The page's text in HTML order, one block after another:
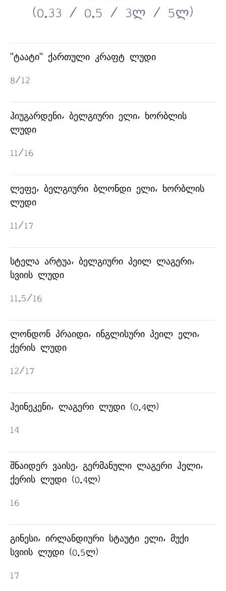
"ᲢᲐᲐᲢᲘ" ᲥᲐᲠᲗᲣᲚᲘ ᲙᲠᲐᲤᲢ ᲚᲣᲓᲘ
8/12
ᲰᲘᲣᲒᲐᲠᲓᲔᲜᲘ, ᲑᲔᲚᲒᲘᲣᲠᲘ ᲔᲚᲘ, ᲮᲝᲠᲑᲚᲘᲡ
ᲚᲣᲓᲘ
11/16
ᲚᲔᲤᲔ, ᲑᲔᲚᲒᲘᲣᲠᲘ ᲑᲚᲝᲜᲓᲘ ᲔᲚᲘ, ᲮᲝᲠᲑᲚᲘᲡ
ᲚᲣᲓᲘ
11/17
ᲡᲢᲔᲚᲐ ᲐᲠᲢᲣᲐ, ᲑᲔᲚᲒᲘᲣᲠᲘ ᲞᲔᲘᲚ ᲚᲐᲒᲔᲠᲘ,
ᲡᲕᲘᲘᲡ ᲚᲣᲓᲘ
11.5/16
ᲚᲝᲜᲓᲝᲜ ᲞᲠᲐᲘᲓᲘ, ᲘᲜᲒᲚᲘᲡᲣᲠᲘ ᲞᲔᲘᲚ ᲔᲚᲘ,
ᲥᲔᲠᲘᲡ ᲚᲣᲓᲘ
12/17
ᲰᲔᲘᲜᲔᲙᲔᲜᲘ, ᲚᲐᲒᲔᲠᲘ ᲚᲣᲓᲘ (0.4Ლ)
14
ᲨᲜᲐᲘᲓᲔᲠ ᲕᲐᲘᲡᲔ, ᲒᲔᲠᲛᲐᲜᲣᲚᲘ ᲚᲐᲒᲔᲠᲘ ᲰᲔᲚᲘ,
ᲥᲔᲠᲘᲡ ᲚᲣᲓᲘ (0.4Ლ)
16
ᲒᲘᲜᲔᲡᲘ, ᲘᲠᲚᲐᲜᲓᲘᲣᲠᲘ ᲡᲢᲐᲣᲢᲘ ᲔᲚᲘ, ᲛᲣᲥᲘ
ᲡᲕᲘᲘᲡ ᲚᲣᲓᲘ (0.5Ლ)
17
ᲑᲝᲗᲚᲘᲡ ᲚᲣᲓᲘ